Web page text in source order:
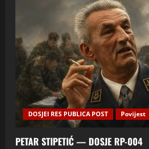
DOSJEI RES PUBLICA POST Povijest
PETAR STIPETIĆ — DOSJE RP-004